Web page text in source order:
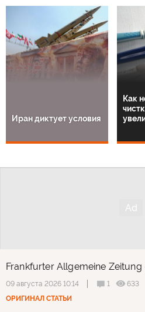
Иран диктует условия
Как
Frankfurter Allgemeine Zeitung
09 августа 2026 10:14 1
633
ОРИГИНАЛ СТАТЬИ